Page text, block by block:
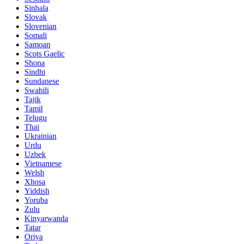
Sinhala
Slovak
Slovenian
Somali
Samoan
Scots Gaelic
Shona
Sindhi
Sundanese
Swahili
Tajik
Tamil
Telugu
Thai
Ukrainian
Urdu
Uzbek
Vietnamese
Welsh
Xhosa
Yiddish
Yoruba
Zulu
Kinyarwanda
Tatar
Oriya